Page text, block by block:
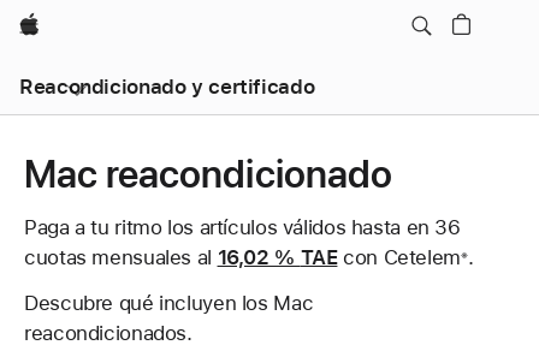
Apple
Reacondicionado y certificado
Mac reacondicionado
Paga a tu ritmo los artículos válidos hasta en 36
cuotas mensuales al 16,02 % TAEcon Cetelem※Nota
.
Descubre qué incluyen los Mac
reacondicionados.